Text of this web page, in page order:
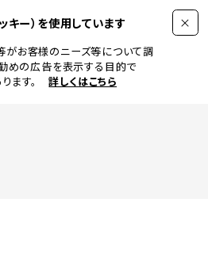
ー）を使用しています
がお客様のニーズ等について調
めの広告を表示する目的で
ます。
詳しくはこちら